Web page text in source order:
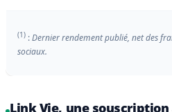
(1) :Dernier rendement publié, net des
sociaux.
Link Vie, une